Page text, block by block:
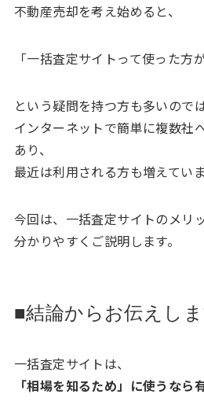
不動産売却を考え始めると、
「一括査定サイトって使った方
という疑問を持つ方も多いので
インターネットで簡単に複数社
あり、
最近は利用される方も増えていま
今回は、一括査定サイトのメリ
分かりやすくご説明します。
■結論からお伝えし
一括査定サイトは、
「相場を知るため」に使うなら